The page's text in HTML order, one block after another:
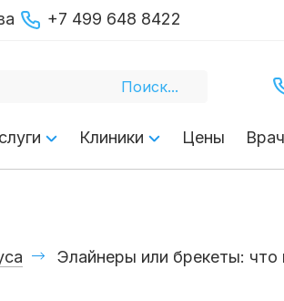
+7 499 648 8422
Клиники Цены
Элайнеры или брекеты: что